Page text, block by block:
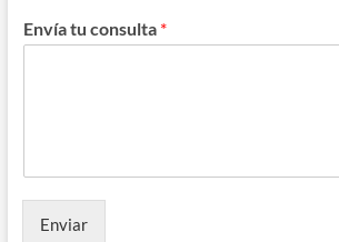
Envía tu consulta *
Enviar